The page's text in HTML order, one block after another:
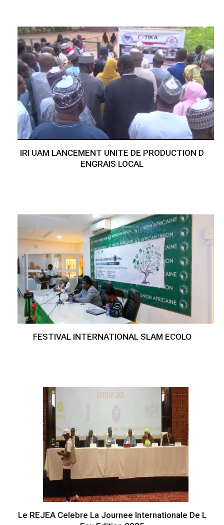
IRI UAM LANCEMENT UNITE DE PRODUCTION D
ENGRAIS LOCAL
FESTIVAL INTERNATIONAL SLAM ECOLO
Le REJEA Celebre La Journee Internationale De L